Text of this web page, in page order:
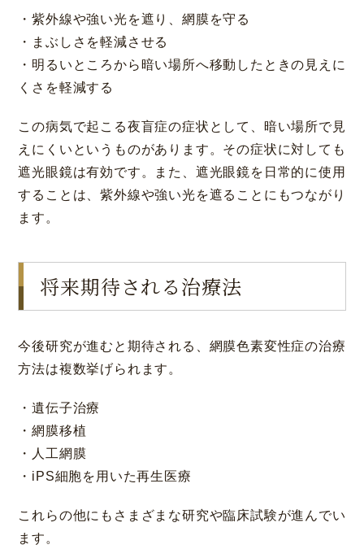
・紫外線や強い光を遮り、網膜を守る
・まぶしさを軽減させる
・明るいところから暗い場所へ移動したときの見えに
くさを軽減する
この病気で起こる夜盲症の症状として、暗い場所で見
えにくいというものがあります。その症状に対しても
遮光眼鏡は有効です。また、遮光眼鏡を日常的に使用
することは、紫外線や強い光を遮ることにもつながり
ます。
将来期待される治療法
今後研究が進むと期待される、網膜色素変性症の治療
方法は複数挙げられます。
・遺伝子治療
・網膜移植
・人工網膜
・iPS細胞を用いた再生医療
これらの他にもさまざまな研究や臨床試験が進んでい
ます。
東京 新宿 名古屋 栄
大阪 梅田（本院）
CLOSE
大阪 梅田(本院) 東京 新宿
大名古屋 名古屋 栄
神戸 三宮